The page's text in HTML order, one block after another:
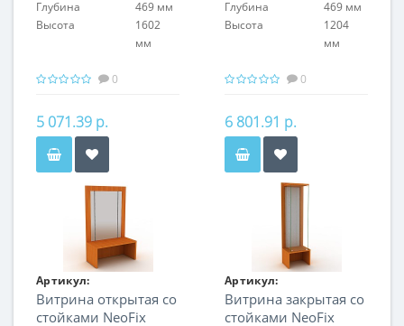
Глубина
469 мм
Высота
1602
мм
0
5 071.39 р.
Глубина
469 мм
Высота
1204
мм
0
6 801.91 р.
Артикул:
FIN.S.120.S.NF.00
Витрина открытая со
стойками NeoFix
Артикул:
FIN.V.60.H.NF.00
Витрина закрытая со
стойками NeoFix